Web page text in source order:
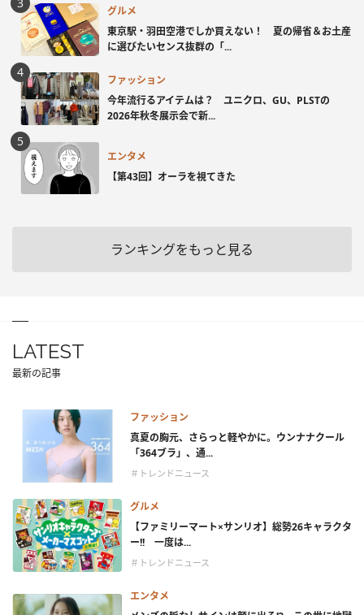
グルメ
東京駅・羽田空港でしか買えない！ 夏の帰省＆お土産
に選びたいセンス抜群の「...
ファッション
今年流行るアイテムは？ ユニクロ、GU、PLSTの
2026年秋冬展示会で新...
エンタメ
【第43回】オーラを視てきた
ランキングをもっと見る
LATEST
最新の記事
ファッション
真夏の胸元、さらっと軽やかに。ウンナナクール
「364ブラ」、通...
＃トレンドニュース
グルメ
【ファミリーマート×サンリオ】総勢26キャラクタ
ー!! 一度は...
＃トレンドニュース
エンタメ